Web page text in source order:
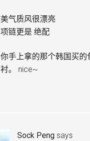
气质风很漂亮
链更是 绝配
手上拿的那个韩国买的
。 nice~
Sock Peng says